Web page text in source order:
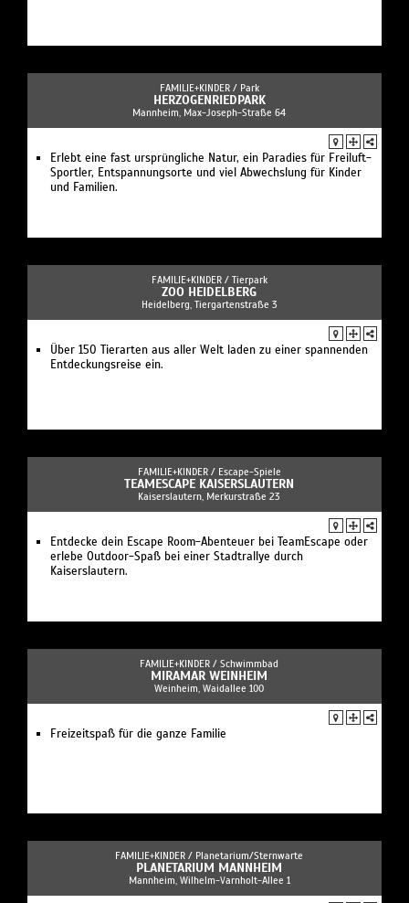
FAMILIE+KINDER / Park
HERZOGENRIEDPARK
Mannheim, Max-Joseph-Straße 64
Erlebt eine fast ursprüngliche Natur, ein Paradies für Freiluft-
Sportler, Entspannungsorte und viel Abwechslung für Kinder
und Familien.
FAMILIE+KINDER / Tierpark
ZOO HEIDELBERG
Heidelberg, Tiergartenstraße 3
Über 150 Tierarten aus aller Welt laden zu einer spannenden
Entdeckungsreise ein.
FAMILIE+KINDER / Escape-Spiele
TEAMESCAPE KAISERSLAUTERN
Kaiserslautern, Merkurstraße 23
Entdecke dein Escape Room-Abenteuer bei TeamEscape oder
erlebe Outdoor-Spaß bei einer Stadtrallye durch
Kaiserslautern.
FAMILIE+KINDER / Schwimmbad
MIRAMAR WEINHEIM
Weinheim, Waidallee 100
Freizeitspaß für die ganze Familie
FAMILIE+KINDER / Planetarium/Sternwarte
PLANETARIUM MANNHEIM
Mannheim, Wilhelm-Varnholt-Allee 1